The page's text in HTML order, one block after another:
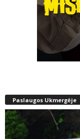
Paslaugos Ukmergėje